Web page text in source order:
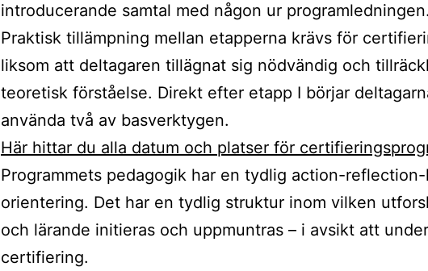
introducerande samtal med någon ur programledningen.
Praktisk tillämpning mellan etapperna krävs för
liksom att deltagaren tillägnat sig nödvändig och
teoretisk förståelse. Direkt efter etapp I börjar
använda två av basverktygen.
Här hittar du alla datum och platser för
Programmets pedagogik har en tydlig action-
orientering. Det har en tydlig struktur inom vilken
och lärande initieras och uppmuntras – i avsikt att
certifiering.